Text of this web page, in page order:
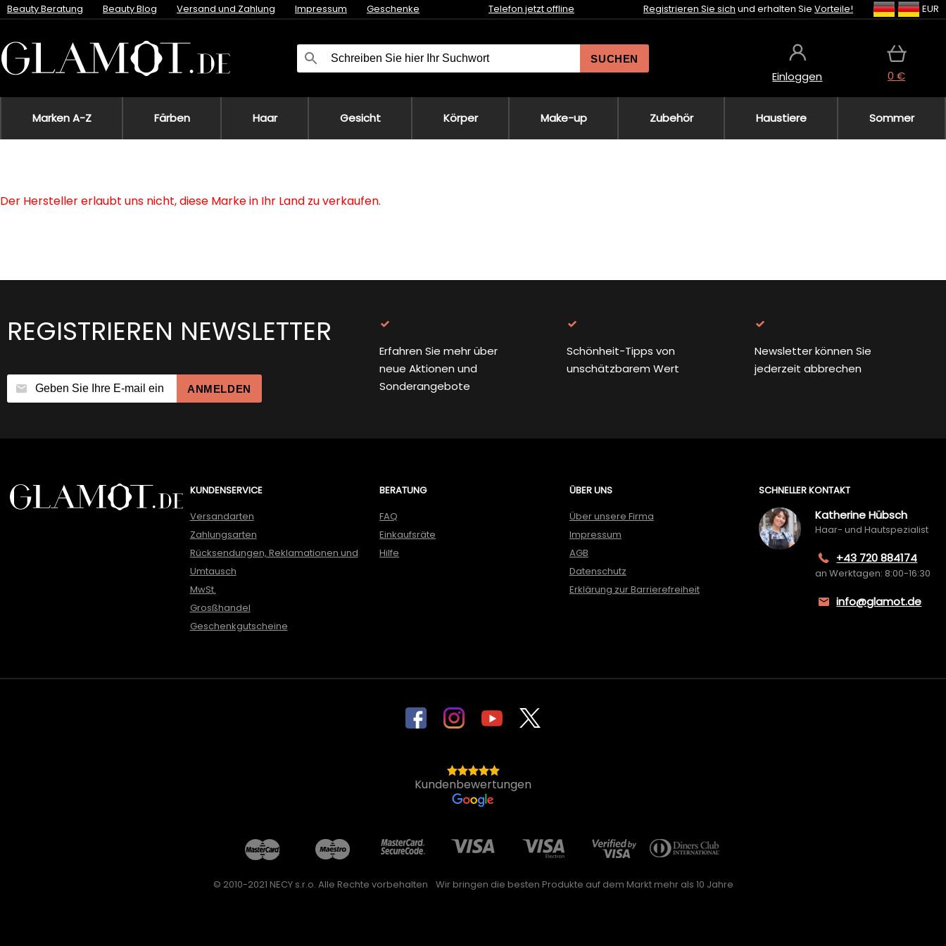
Beauty Beratung Beauty Blog Versand und Zahlung Impressum Geschenke Telefon jetzt offline Registrieren Sie sich und erhalten Sie Vorteile! EUR
SUCHEN
Einloggen 0 €
Marken A-Z Färben Haar Gesicht Körper Make-up Zubehör Haustiere Sommer
Der Hersteller erlaubt uns nicht, diese Marke in Ihr Land zu verkaufen.
REGISTRIEREN NEWSLETTER
ANMELDEN
Erfahren Sie mehr über
neue Aktionen und
Sonderangebote
Schönheit-Tipps von
unschätzbarem Wert
Newsletter können Sie
jederzeit abbrechen
KUNDENSERVICE
Versandarten
Zahlungsarten
Rücksendungen, Reklamationen und
Umtausch
MwSt.
Grosßhandel
Geschenkgutscheine
BERATUNG
FAQ
Einkaufsräte
Hilfe
ÜBER UNS
Über unsere Firma
Impressum
AGB
Datenschutz
Erklärung zur Barrierefreiheit
SCHNELLER KONTAKT
Katherine Hübsch
Haar- und Hautspezialist
+43 720 884174
an Werktagen: 8:00-16:30
info@glamot.de
Kundenbewertungen
© 2010-2021 NECY s.r.o. Alle Rechte vorbehalten Wir bringen die besten Produkte auf dem Markt mehr als 10 Jahre